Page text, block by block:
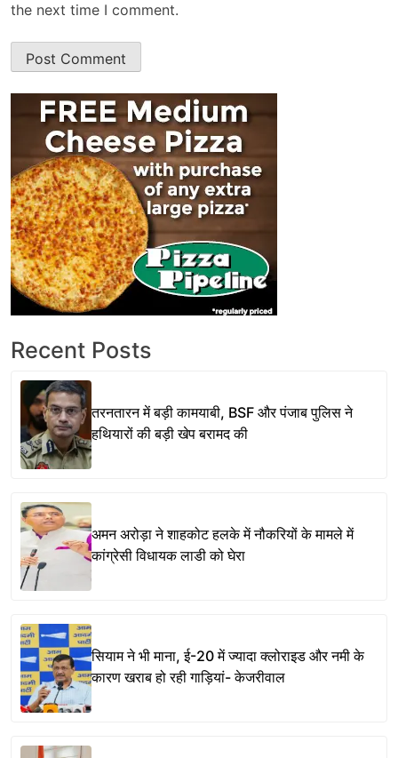
the next time I comment.
Recent Posts
तरनतारन में बड़ी कामयाबी, BSF और पंजाब पुलिस ने
हथियारों की बड़ी खेप बरामद की
अमन अरोड़ा ने शाहकोट हलके में नौकरियों के मामले में
कांग्रेसी विधायक लाडी को घेरा
सियाम ने भी माना, ई-20 में ज्यादा क्लोराइड और नमी के
कारण खराब हो रही गाड़ियां- केजरीवाल